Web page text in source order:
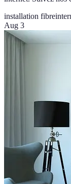
installation fibre
Aug 3